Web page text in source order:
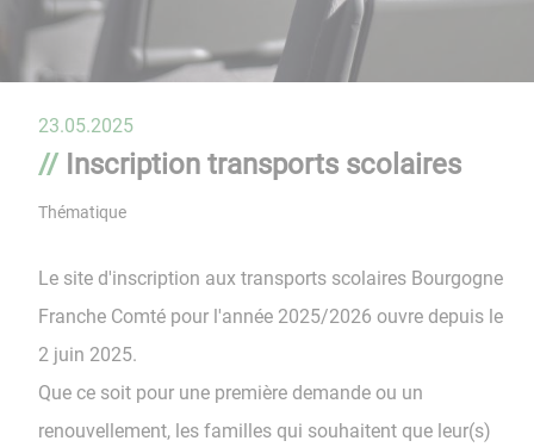
23.05.2025
Inscription transports scolaires
Thématique
Le site d'inscription aux transports scolaires Bourgogne
Franche Comté pour l'année 2025/2026 ouvre depuis le
2 juin 2025.
Que ce soit pour une première demande ou un
renouvellement, les familles qui souhaitent que leur(s)